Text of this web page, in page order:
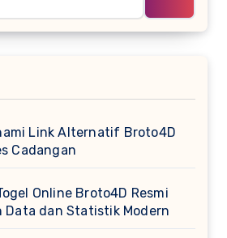
Link Alternatif Broto4D
Cadangan
Online Broto4D Resmi
Data dan Statistik Modern